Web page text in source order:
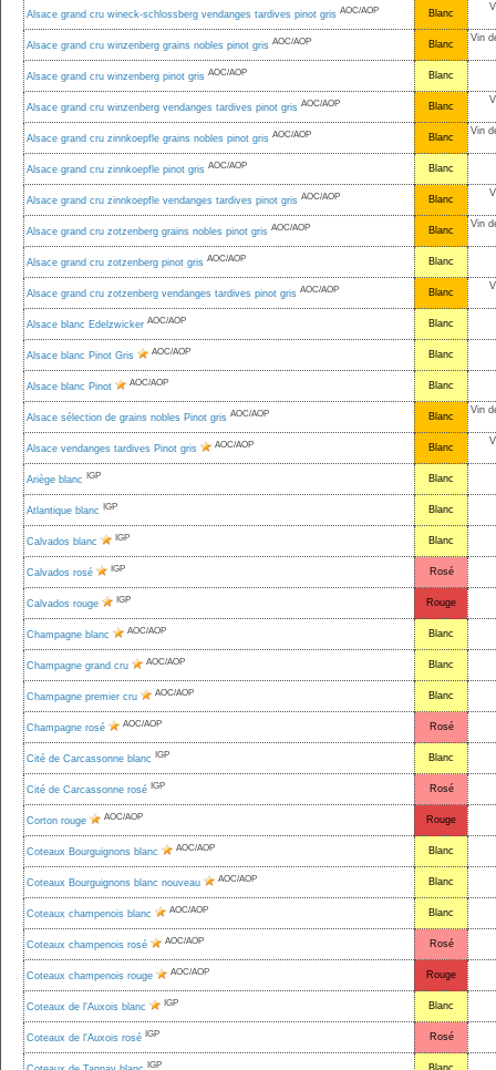
Alsace grand cru wineck-schlossberg vendanges tardives pinot gris AOC/AOP Blanc
Alsace grand cru winzenberg grains nobles pinot gris AOC/AOP Blanc
Vin
Alsace grand cru winzenberg pinot gris AOC/AOP Blanc
Alsace grand cru winzenberg vendanges tardives pinot gris AOC/AOP Blanc
Alsace grand cru zinnkoepfle grains nobles pinot gris AOC/AOP Blanc
Vin
Alsace grand cru zinnkoepfle pinot gris AOC/AOP Blanc
Alsace grand cru zinnkoepfle vendanges tardives pinot gris AOC/AOP Blanc
Alsace grand cru zotzenberg grains nobles pinot gris AOC/AOP Blanc
Vin
Alsace grand cru zotzenberg pinot gris AOC/AOP Blanc
Alsace grand cru zotzenberg vendanges tardives pinot gris AOC/AOP Blanc
Alsace blanc Edelzwicker AOC/AOP Blanc
Alsace blanc Pinot Gris AOC/AOP Blanc
Alsace blanc Pinot AOC/AOP Blanc
Alsace sélection de grains nobles Pinot gris AOC/AOP Blanc
Vin
Alsace vendanges tardives Pinot gris AOC/AOP Blanc
Ariège blanc IGP Blanc
Atlantique blanc IGP Blanc
Calvados blanc IGP Blanc
Calvados rosé IGP Rosé
Calvados rouge IGP Rouge
Champagne blanc AOC/AOP Blanc
Champagne grand cru AOC/AOP Blanc
Champagne premier cru AOC/AOP Blanc
Champagne rosé AOC/AOP Rosé
Cité de Carcassonne blanc IGP Blanc
Cité de Carcassonne rosé IGP Rosé
Corton rouge AOC/AOP Rouge
Coteaux Bourguignons blanc AOC/AOP Blanc
Coteaux Bourguignons blanc nouveau AOC/AOP Blanc
Coteaux champenois blanc AOC/AOP Blanc
Coteaux champenois rosé AOC/AOP Rosé
Coteaux champenois rouge AOC/AOP Rouge
Coteaux de l'Auxois blanc IGP Blanc
Coteaux de l'Auxois rosé IGP Rosé
IGP Blanc